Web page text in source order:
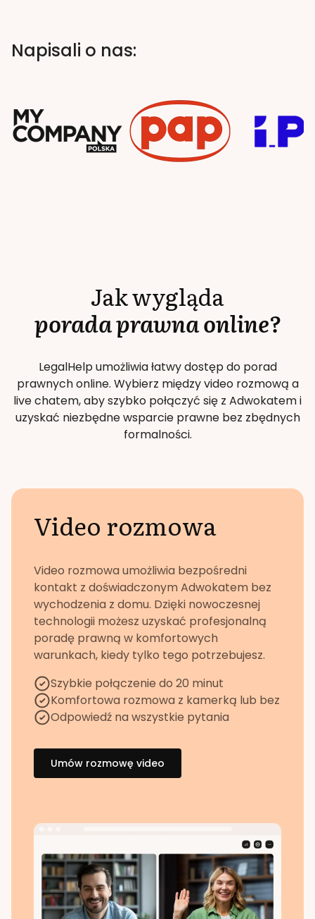
Napisali o nas:
Jak wygląda
porada prawna online?
LegalHelp umożliwia łatwy dostęp do porad
prawnych online. Wybierz między video rozmową a
live chatem, aby szybko połączyć się z Adwokatem i
uzyskać niezbędne wsparcie prawne bez zbędnych
formalności.
Video rozmowa
Video rozmowa umożliwia bezpośredni
kontakt z doświadczonym Adwokatem bez
wychodzenia z domu. Dzięki nowoczesnej
technologii możesz uzyskać profesjonalną
poradę prawną w komfortowych
warunkach, kiedy tylko tego potrzebujesz.
Szybkie połączenie do 20 minut
Komfortowa rozmowa z kamerką lub bez
Odpowiedź na wszystkie pytania
Umów rozmowę video